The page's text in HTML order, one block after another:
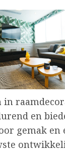
in
en
gemak en